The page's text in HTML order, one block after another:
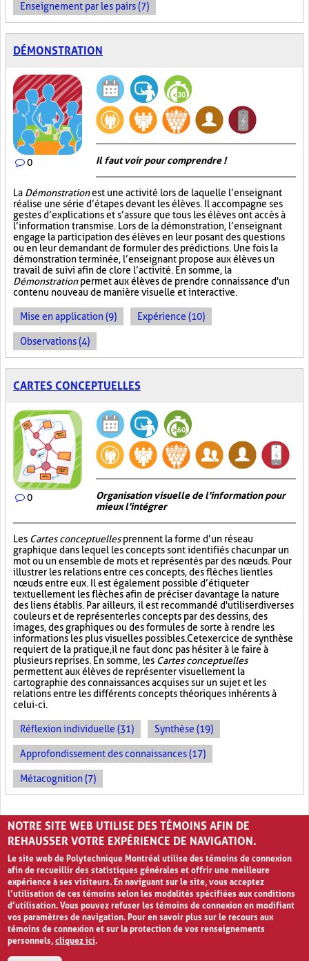
Enseignement par les pairs (7)
DÉMONSTRATION
0 Il faut voir pour comprendre !
La Démonstrationest une activité lors de laquelle l’enseignant
réalise une série d’étapes devant les élèves. Il accompagne ses
gestes d’explications et s’assure que tous les élèves ont accès à
l’information transmise. Lors de la démonstration, l’enseignant
engage la participation des élèves en leur posant des questions
ou en leur demandant de formuler des prédictions. Une fois la
démonstration terminée, l’enseignant propose aux élèves un
travail de suivi afin de clore l’activité. En somme, la
Démonstrationpermet aux élèves de prendre connaissance d'un
contenu nouveau de manière visuelle et interactive.
Mise en application (9) Expérience (10)
Observations (4)
CARTES CONCEPTUELLES
0
Organisation visuelle de l'information pour
mieux l'intégrer
Les Cartes conceptuellesprennent la forme d’un réseau
graphique dans lequel les concepts sont identifiés chacun par un
mot ou un ensemble de mots et représentés par des nœuds. Pour
illustrer les relations entre ces concepts, des flèches lient les
nœuds entre eux. Il est également possible d’étiqueter
textuellement les flèches afin de préciser davantage la nature
des liens établis. Par ailleurs, il est recommandé d'utiliser diverses
couleurs et de représenter les concepts par des dessins, des
images, des graphiques ou des formules de sorte à rendre les
informations les plus visuelles possibles. Cet exercice de synthèse
requiert de la pratique, il ne faut donc pas hésiter à le faire à
plusieurs reprises. En somme, les Cartes conceptuelles
permettent aux élèves de représenter visuellement la
cartographie des connaissances acquises sur un sujet et les
relations entre les différents concepts théoriques inhérents à
celui-ci.
Réflexion individuelle (31) Synthèse (19)
Approfondissement des connaissances (17)
Métacognition (7)
PAGES
« ‹ 1 2
NOTRE SITE WEB UTILISE DES TÉMOINS AFIN DE
REHAUSSER VOTRE EXPÉRIENCE DE NAVIGATION.
Le site web de Polytechnique Montréal utilise des témoins de connexion
afin de recueillir des statistiques générales et offrir une meilleure
expérience à ses visiteurs. En naviguant sur le site, vous acceptez
l’utilisation de ces témoins selon les modalités spécifiées aux conditions
d’utilisation. Vous pouvez refuser les témoins de connexion en modifiant
vos paramètres de navigation. Pour en savoir plus sur le recours aux
témoins de connexion et sur la protection de vos renseignements
personnels,cliquez ici.